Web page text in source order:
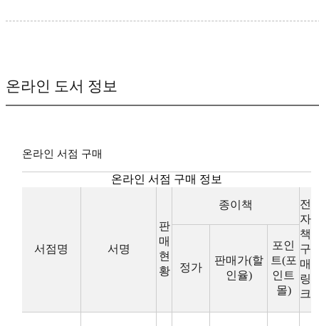
온라인 도서 정보
온라인 서점 구매
온라인 서점 구매 정보
서점명 서명
판
매
현
황
종이책
전
자
책
구
매
링
크
정가
판매가(할
인율)
포인
트(포
인트
몰)